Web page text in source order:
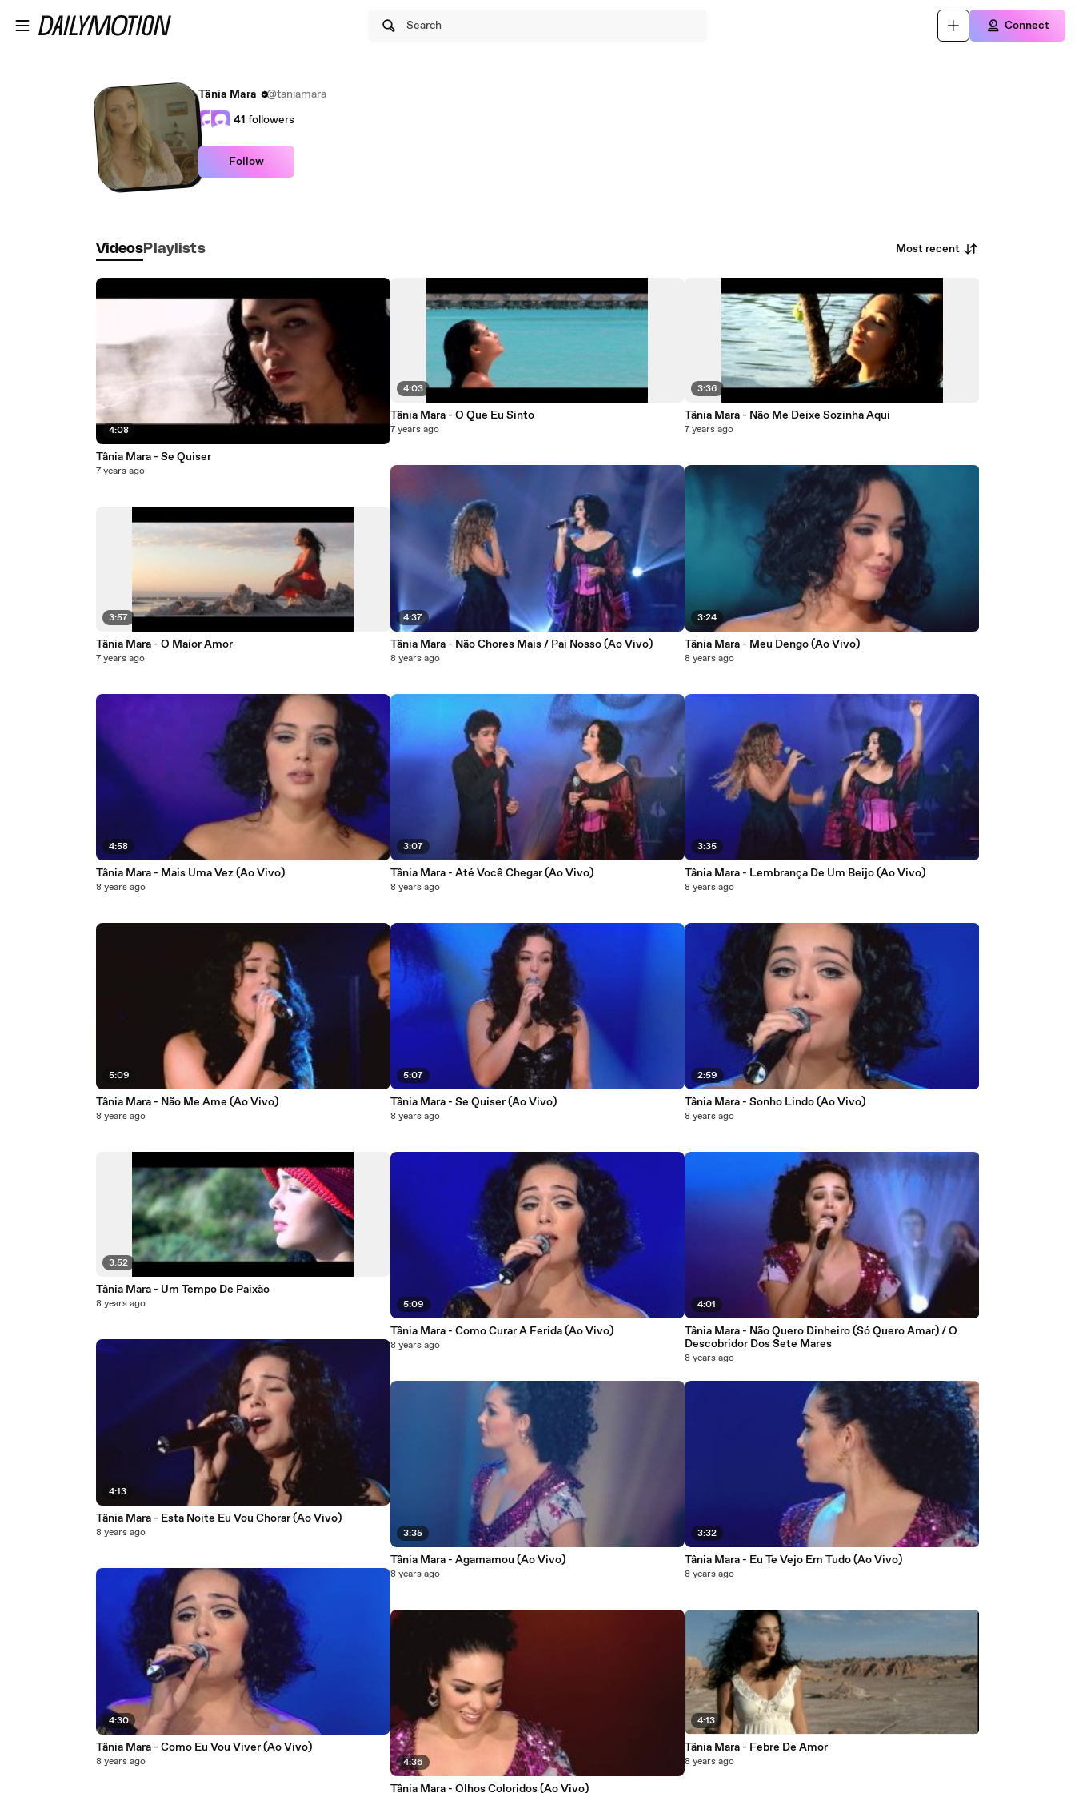
Search Connect
Tânia Mara
@taniamara
41 followers
Follow
Videos Playlists Most recent
4:08
Tânia Mara - Se Quiser
7 years ago
3:57
Tânia Mara - O Maior Amor
7 years ago
4:58
Tânia Mara - Mais Uma Vez (Ao Vivo)
8 years ago
5:09
Tânia Mara - Não Me Ame (Ao Vivo)
8 years ago
3:52
Tânia Mara - Um Tempo De Paixão
8 years ago
4:13
Tânia Mara - Esta Noite Eu Vou Chorar (Ao Vivo)
8 years ago
4:30
Tânia Mara - Como Eu Vou Viver (Ao Vivo)
8 years ago
4:03
Tânia Mara - O Que Eu Sinto
7 years ago
4:37
Tânia Mara - Não Chores Mais / Pai Nosso (Ao Vivo)
8 years ago
3:07
Tânia Mara - Até Você Chegar (Ao Vivo)
8 years ago
5:07
Tânia Mara - Se Quiser (Ao Vivo)
8 years ago
5:09
Tânia Mara - Como Curar A Ferida (Ao Vivo)
8 years ago
3:35
Tânia Mara - Agamamou (Ao Vivo)
8 years ago
4:36
Tânia Mara - Olhos Coloridos (Ao Vivo)
3:36
Tânia Mara - Não Me Deixe Sozinha Aqui
7 years ago
3:24
Tânia Mara - Meu Dengo (Ao Vivo)
8 years ago
3:35
Tânia Mara - Lembrança De Um Beijo (Ao Vivo)
8 years ago
2:59
Tânia Mara - Sonho Lindo (Ao Vivo)
8 years ago
4:01
Tânia Mara - Não Quero Dinheiro (Só Quero Amar) / O
Descobridor Dos Sete Mares
8 years ago
3:32
Tânia Mara - Eu Te Vejo Em Tudo (Ao Vivo)
8 years ago
4:13
Tânia Mara - Febre De Amor
8 years ago